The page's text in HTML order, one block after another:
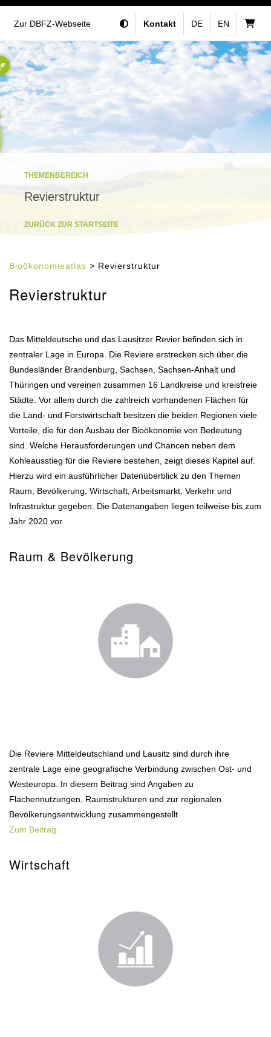
Zur DBFZ-Webseite Kontakt DE EN
THEMENBEREICH
Revierstruktur
ZURÜCK ZUR STARTSEITE
Bioökonomieatlas > Revierstruktur
Revierstruktur
Das Mitteldeutsche und das Lausitzer Revier befinden sich in
zentraler Lage in Europa. Die Reviere erstrecken sich über die
Bundesländer Brandenburg, Sachsen, Sachsen-Anhalt und
Thüringen und vereinen zusammen 16 Landkreise und kreisfreie
Städte. Vor allem durch die zahlreich vorhandenen Flächen für
die Land- und Forstwirtschaft besitzen die beiden Regionen viele
Vorteile, die für den Ausbau der Bioökonomie von Bedeutung
sind. Welche Herausforderungen und Chancen neben dem
Kohleausstieg für die Reviere bestehen, zeigt dieses Kapitel auf.
Hierzu wird ein ausführlicher Datenüberblick zu den Themen
Raum, Bevölkerung, Wirtschaft, Arbeitsmarkt, Verkehr und
Infrastruktur gegeben. Die Datenangaben liegen teilweise bis zum
Jahr 2020 vor.
Raum & Bevölkerung
Die Reviere Mitteldeutschland und Lausitz sind durch ihre
zentrale Lage eine geografische Verbindung zwischen Ost- und
Westeuropa. In diesem Beitrag sind Angaben zu
Flächennutzungen, Raumstrukturen und zur regionalen
Bevölkerungsentwicklung zusammengestellt.
Zum Beitrag
Wirtschaft